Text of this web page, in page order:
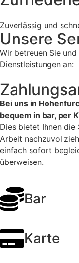
Zuverlässig und
Unsere
Wir betreuen Sie
Dienstleistungen an:
Bei uns in
bequem in bar, per
Dies bietet Ihnen
Arbeit
einfach sofort
überweisen.
Bar
Karte